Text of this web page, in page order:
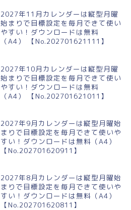
2027年11月カレンダーは縦型月曜
始まりで目標設定を毎月できて使い
やすい！ダウンロードは無料
（A4） 【No.202701621111】
2027年10月カレンダーは縦型月曜
始まりで目標設定を毎月できて使い
やすい！ダウンロードは無料
（A4） 【No.202701621011】
2027年9月カレンダーは縦型月曜始
まりで目標設定を毎月できて使いや
すい！ダウンロードは無料（A4）
【No.202701620911】
2027年8月カレンダーは縦型月曜始
まりで目標設定を毎月できて使いや
すい！ダウンロードは無料（A4）
【No.202701620811】